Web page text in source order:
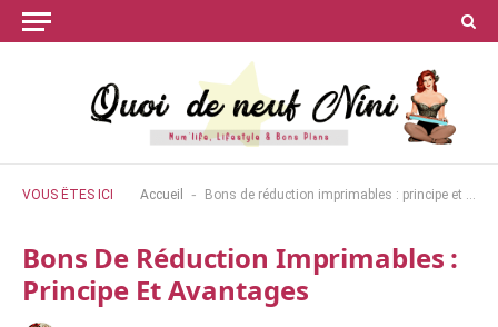
VOUS ÊTES ICI Accueil - Bons de réduction imprimables : principe et avantages
Bons De Réduction Imprimables :
Principe Et Avantages